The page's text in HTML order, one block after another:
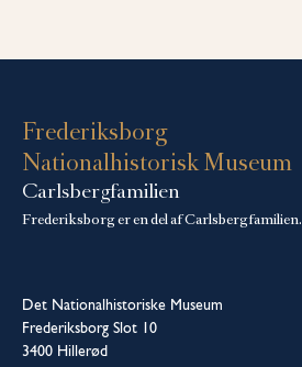
Frederiksborg
Nationalhistorisk Museum
Carlsbergfamilien
Frederiksborg er en del af Carlsbergfamilien.
Det Nationalhistoriske Museum
Frederiksborg Slot 10
3400 Hillerød